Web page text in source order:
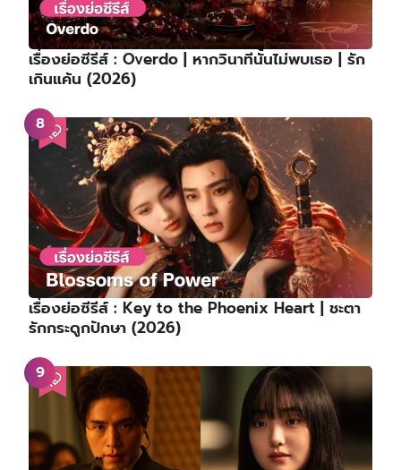
เรื่องย่อซีรีส์ : Overdo | หากวินาทีนั้นไม่พบเธอ | รัก
เกินแค้น (2026)
เรื่องย่อซีรีส์ : Key to the Phoenix Heart | ชะตา
รักกระดูกปักษา (2026)